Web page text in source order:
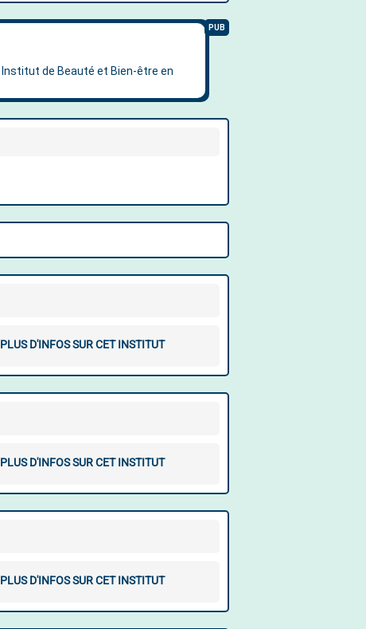
PLUS D'INFOS SUR CET INSTITUT
PLUS D'INFOS SUR CET INSTITUT
PLUS D'INFOS SUR CET INSTITUT